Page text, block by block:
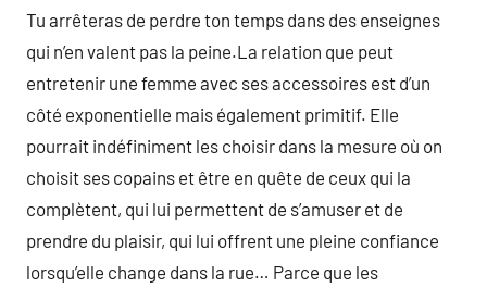
Tu arrêteras de perdre ton temps dans des enseignes
qui n’en valent pas la peine.La relation que peut
entretenir une femme avec ses accessoires est d’un
côté exponentielle mais également primitif. Elle
pourrait indéfiniment les choisir dans la mesure où on
choisit ses copains et être en quête de ceux qui la
complètent, qui lui permettent de s’amuser et de
prendre du plaisir, qui lui offrent une pleine confiance
lorsqu’elle change dans la rue… Parce que les